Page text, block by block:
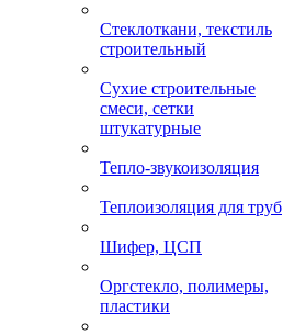
Стеклоткани, текстиль
строительный
Сухие строительные
смеси, сетки
штукатурные
Тепло-звукоизоляция
Теплоизоляция для труб
Шифер, ЦСП
Оргстекло, полимеры,
пластики